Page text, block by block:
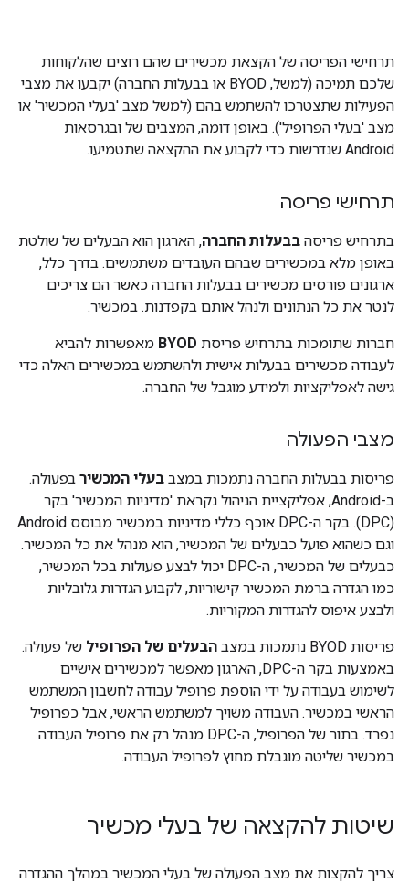
תרחישי הפריסה של הקצאת מכשירים שהם רוצים שהלקוחות
שלכם תמיכה (למשל, BYOD או בבעלות החברה) יקבעו את מצבי
הפעילות שתצטרכו להשתמש בהם (למשל מצב 'בעלי המכשיר' או
מצב 'בעלי הפרופיל'). באופן דומה, המצבים של ובגרסאות
Android שנדרשות כדי לקבוע את ההקצאה שתטמיעו.
תרחישי פריסה
בתרחיש פריסה בבעלות החברה, הארגון הוא הבעלים של שולטת
באופן מלא במכשירים שבהם העובדים משתמשים. בדרך כלל,
ארגונים פורסים מכשירים בבעלות החברה כאשר הם צריכים
לנטר את כל הנתונים ולנהל אותם בקפדנות. במכשיר.
חברות שתומכות בתרחיש פריסת BYOD מאפשרות להביא
לעבודה מכשירים בבעלות אישית ולהשתמש במכשירים האלה כדי
גישה לאפליקציות ולמידע מוגבל של החברה.
מצבי הפעולה
פריסות בבעלות החברה נתמכות במצב בעלי המכשיר בפעולה.
ב-Android, אפליקציית הניהול נקראת 'מדיניות המכשיר' בקר
(DPC). בקר ה-DPC אוכף כללי מדיניות במכשיר מבוסס Android
וגם כשהוא פועל כבעלים של המכשיר, הוא מנהל את כל המכשיר.
כבעלים של המכשיר, ה-DPC יכול לבצע פעולות בכל המכשיר,
כמו הגדרה ברמת המכשיר קישוריות, לקבוע הגדרות גלובליות
ולבצע איפוס להגדרות המקוריות.
פריסות BYOD נתמכות במצב הבעלים של הפרופיל של פעולה.
באמצעות בקר ה-DPC, הארגון מאפשר למכשירים אישיים
לשימוש בעבודה על ידי הוספת פרופיל עבודה לחשבון המשתמש
הראשי במכשיר. העבודה משויך למשתמש הראשי, אבל כפרופיל
נפרד. בתור של הפרופיל, ה-DPC מנהל רק את פרופיל העבודה
במכשיר שליטה מוגבלת מחוץ לפרופיל העבודה.
שיטות להקצאה של בעלי מכשיר
צריך להקצות את מצב הפעולה של בעלי המכשיר במהלך ההגדרה